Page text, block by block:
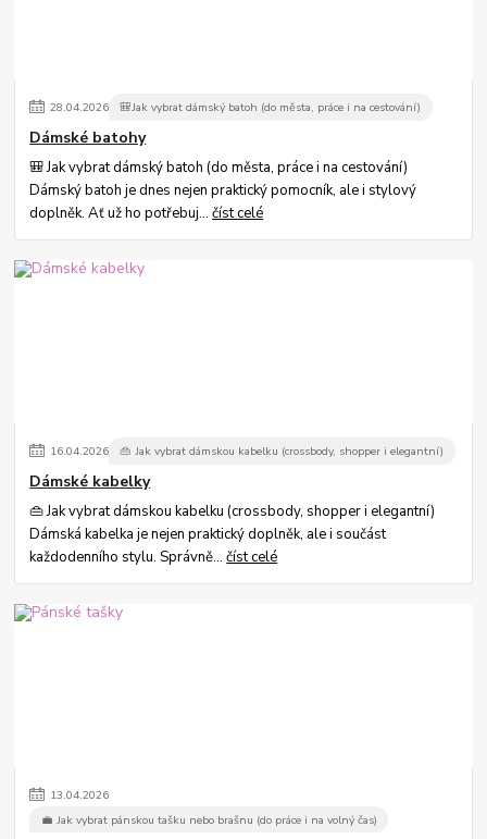
28.04.2026 🎒Jak vybrat dámský batoh (do města, práce i na cestování)
Dámské batohy
🎒 Jak vybrat dámský batoh (do města, práce i na cestování)
Dámský batoh je dnes nejen praktický pomocník, ale i stylový
doplněk. Ať už ho potřebuj...číst celé
16.04.2026 👜 Jak vybrat dámskou kabelku (crossbody, shopper i elegantní)
Dámské kabelky
👜 Jak vybrat dámskou kabelku (crossbody, shopper i elegantní)
Dámská kabelka je nejen praktický doplněk, ale i součást
každodenního stylu. Správně...číst celé
13.04.2026
💼 Jak vybrat pánskou tašku nebo brašnu (do práce i na volný čas)